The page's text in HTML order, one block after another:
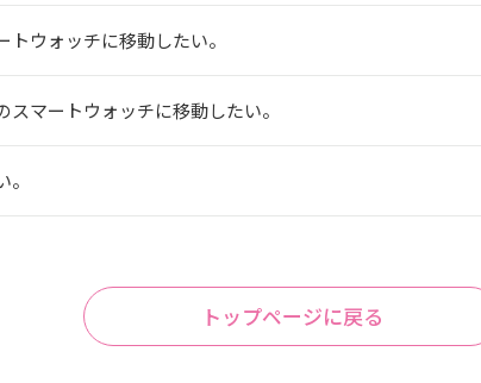
ウォッチに移動したい。
マートウォッチに移動したい。
トップページに戻る